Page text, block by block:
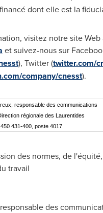
dont elle est la
visitez notre site Web
et suivez-nous sur
), Twitter (twitter.com/
company/cnesst).
responsable des communications
régionale des Laurentides
431-400, poste 4017
des normes, de
travail
des